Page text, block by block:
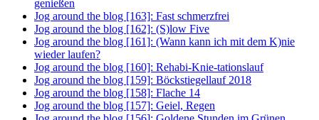
genießen
Jog around the blog [163]: Fast schmerzfrei
Jog around the blog [162]: (S)low Five
Jog around the blog [161]: (Wann kann ich mit dem K)nie
wieder laufen?
Jog around the blog [160]: Rehabi-Knie-tationslauf
Jog around the blog [159]: Böckstiegellauf 2018
Jog around the blog [158]: Flache 14
Jog around the blog [157]: Geiel, Regen